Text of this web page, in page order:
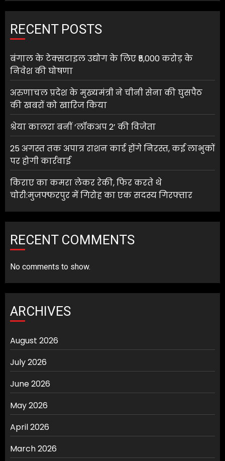
RECENT POSTS
बंगाल के टेक्सटाइल उद्योग के लिए ₹5,000 करोड़ के
निवेश की घोषणा
अरुणाचल प्रदेश के मुख्यमंत्री ने चीनी सेना की घुसपैठ
की खबरों को खारिज किया
श्रेया कालरा बनीं ‘लॉकअप 2’ की विजेता
25 अगस्त तक अपात्र राशन कार्ड होंगे निरस्त, कई लाभुकों
पर होगी कार्रवाई
किराए का कमरा लेकर रेकी, फिर करते थे
चोरी:मुजफ्फरपुर में गिरोह का एक सदस्य गिरफ्तार
RECENT COMMENTS
No comments to show.
ARCHIVES
August 2026
July 2026
June 2026
May 2026
April 2026
March 2026